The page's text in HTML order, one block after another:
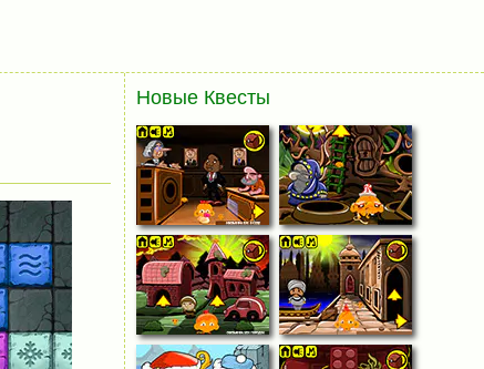
Новые Квесты